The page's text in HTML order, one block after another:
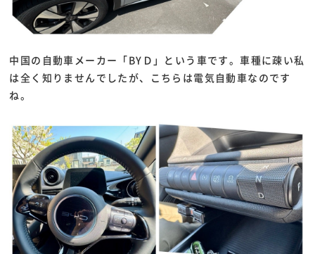
中国の自動車メーカー「BYＤ」という車です。車種に疎い私
は全く知りませんでしたが、こちらは電気自動車なのです
ね。